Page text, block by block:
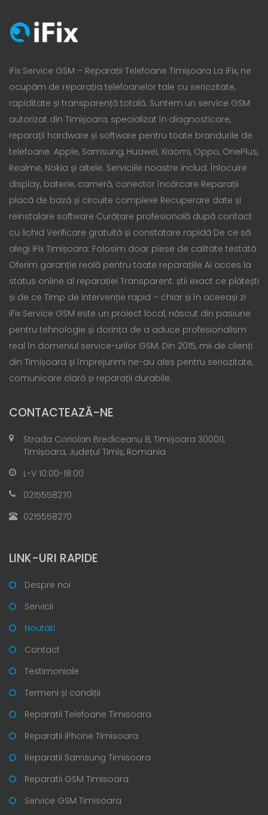
iFix Service GSM – Reparații Telefoane Timișoara La iFix, ne
ocupăm de reparația telefoanelor tale cu seriozitate,
rapiditate și transparență totală. Suntem un service GSM
autorizat din Timișoara, specializat în diagnosticare,
reparații hardware și software pentru toate brandurile de
telefoane: Apple, Samsung, Huawei, Xiaomi, Oppo, OnePlus,
Realme, Nokia și altele. Serviciile noastre includ: Înlocuire
display, baterie, cameră, conector încărcare Reparații
placă de bază și circuite complexe Recuperare date și
reinstalare software Curățare profesională după contact
cu lichid Verificare gratuită și constatare rapidă De ce să
alegi iFix Timișoara: Folosim doar piese de calitate testată
Oferim garanție reală pentru toate reparațiile Ai acces la
status online al reparației Transparent: știi exact ce plătești
și de ce Timp de intervenție rapid – chiar și în aceeași zi
iFix Service GSM este un proiect local, născut din pasiune
pentru tehnologie și dorința de a aduce profesionalism
real în domeniul service-urilor GSM. Din 2015, mii de clienți
din Timișoara și împrejurimi ne-au ales pentru seriozitate,
comunicare clară și reparații durabile.
CONTACTEAZĂ-NE
Strada Coriolan Brediceanu 8, Timișoara 300011,
Timișoara, Județul Timiș, Romania
L-V 10:00-18:00
0215558270
0215558270
LINK-URI RAPIDE
Despre noi
Servicii
Noutati
Contact
Testimoniale
Termeni și condiții
Reparatii Telefoane Timisoara
Reparatii iPhone Timisoara
Reparatii Samsung Timisoara
Reparatii GSM Timisoara
Service GSM Timisoara